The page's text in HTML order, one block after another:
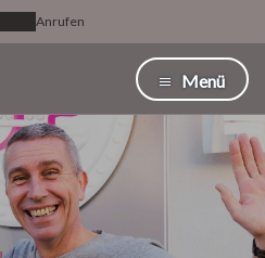
Anrufen
Menü